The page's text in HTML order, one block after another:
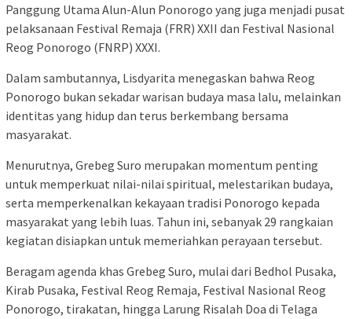
Panggung Utama Alun-Alun Ponorogo yang juga menjadi pusat
pelaksanaan Festival Remaja (FRR) XXII dan Festival Nasional
Reog Ponorogo (FNRP) XXXI.
Dalam sambutannya, Lisdyarita menegaskan bahwa Reog
Ponorogo bukan sekadar warisan budaya masa lalu, melainkan
identitas yang hidup dan terus berkembang bersama
masyarakat.
Menurutnya, Grebeg Suro merupakan momentum penting
untuk memperkuat nilai-nilai spiritual, melestarikan budaya,
serta memperkenalkan kekayaan tradisi Ponorogo kepada
masyarakat yang lebih luas. Tahun ini, sebanyak 29 rangkaian
kegiatan disiapkan untuk memeriahkan perayaan tersebut.
Beragam agenda khas Grebeg Suro, mulai dari Bedhol Pusaka,
Kirab Pusaka, Festival Reog Remaja, Festival Nasional Reog
Ponorogo, tirakatan, hingga Larung Risalah Doa di Telaga